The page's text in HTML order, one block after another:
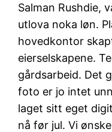
Salman Rushdie,
utlova noka løn.
hovedkontor
eierselskapene.
gårdsarbeid. Det
foto er jo intet
laget sitt eget
nå før jul. Vi